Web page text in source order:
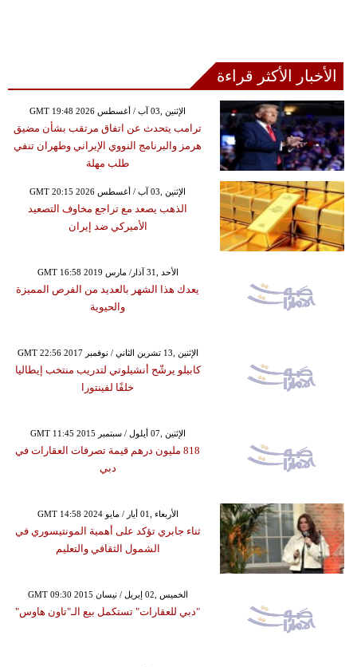
الأخبار الأكثر قراءة
GMT 19:48 2026 الإثنين ,03 آب / أغسطس
ترامب يتحدث عن اتفاق مرتقب بشأن مضيق
هرمز والبرنامج النووي الإيراني وطهران تنفي
طلب مهلة
GMT 20:15 2026 الإثنين ,03 آب / أغسطس
الذهب يصعد مع تراجع مخاوف التصعيد
الأميركي ضد إيران
GMT 16:58 2019 الأحد ,31 آذار/ مارس
يعدك هذا الشهر بالعديد من الفرص المميزة
والحيوية
GMT 22:56 2017 الإثنين ,13 تشرين الثاني / نوفمبر
كابيلو يرشّح أنشيلوتي لتدريب منتخب إيطاليا
خلفًا لفينتورا
GMT 11:45 2015 الإثنين ,07 أيلول / سبتمبر
818 مليون درهم قيمة تصرفات العقارات في
دبي
GMT 14:58 2024 الأربعاء ,01 أيار / مايو
ثناء جابري تؤكد على أهمية المونتيسوري في
الشمول الثقافي والتعليم
GMT 09:30 2015 الخميس ,02 إبريل / نيسان
"دبي للعقارات" تستكمل بيع الـ"تاون هاوس"